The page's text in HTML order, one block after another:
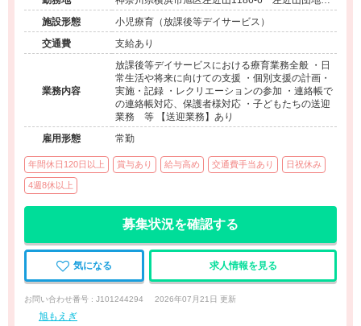
11-105
施設形態
小児療育（放課後等デイサービス）
交通費
支給あり
業務内容
放課後等デイサービスにおける療育業務全般 ・日
常生活や将来に向けての支援 ・個別支援の計画・
実施・記録 ・レクリエーションの参加 ・連絡帳で
の連絡帳対応、保護者様対応 ・子どもたちの送迎
業務 等 【送迎業務】あり
雇用形態
常勤
年間休日120日以上 賞与あり 給与高め 交通費手当あり 日祝休み
4週8休以上
募集状況を確認する
気になる 求人情報を見る
お問い合わせ番号 : J101244294 2026年07月21日 更新
旭もえぎ